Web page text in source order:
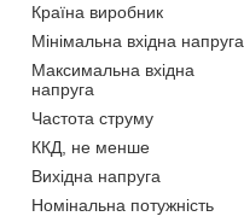
Країна виробник
Мінімальна вхідна напруга
Максимальна вхідна
напруга
Частота струму
ККД, не менше
Вихідна напруга
Номінальна потужність